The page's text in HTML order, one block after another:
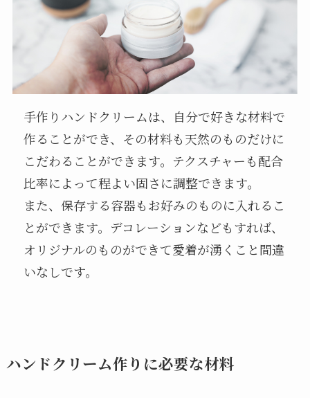
手作りハンドクリームは、自分で好きな材料で
作ることができ、その材料も天然のものだけに
こだわることができます。テクスチャーも配合
比率によって程よい固さに調整できます。
また、保存する容器もお好みのものに入れるこ
とができます。デコレーションなどもすれば、
オリジナルのものができて愛着が湧くこと間違
いなしです。
ハンドクリーム作りに必要な材料